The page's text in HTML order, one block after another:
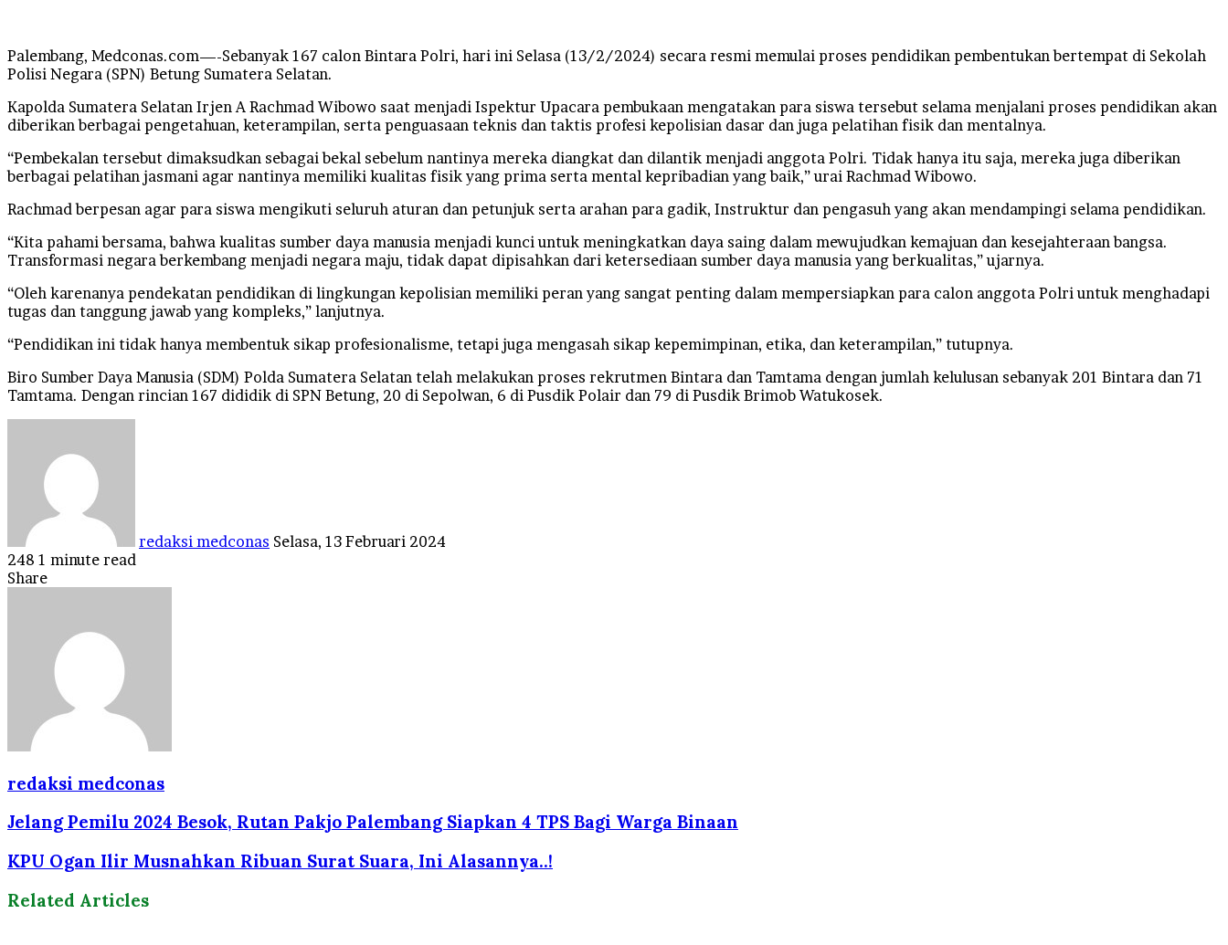
Palembang, Medconas.com—-Sebanyak 167 calon Bintara Polri, hari ini Selasa (13/2/2024) secara resmi memulai proses pendidikan pembentukan bertempat di Sekolah
Polisi Negara (SPN) Betung Sumatera Selatan.
Kapolda Sumatera Selatan Irjen A Rachmad Wibowo saat menjadi Ispektur Upacara pembukaan mengatakan para siswa tersebut selama menjalani proses pendidikan akan
diberikan berbagai pengetahuan, keterampilan, serta penguasaan teknis dan taktis profesi kepolisian dasar dan juga pelatihan fisik dan mentalnya.
“Pembekalan tersebut dimaksudkan sebagai bekal sebelum nantinya mereka diangkat dan dilantik menjadi anggota Polri. Tidak hanya itu saja, mereka juga diberikan
berbagai pelatihan jasmani agar nantinya memiliki kualitas fisik yang prima serta mental kepribadian yang baik,” urai Rachmad Wibowo.
Rachmad berpesan agar para siswa mengikuti seluruh aturan dan petunjuk serta arahan para gadik, Instruktur dan pengasuh yang akan mendampingi selama pendidikan.
“Kita pahami bersama, bahwa kualitas sumber daya manusia menjadi kunci untuk meningkatkan daya saing dalam mewujudkan kemajuan dan kesejahteraan bangsa.
Transformasi negara berkembang menjadi negara maju, tidak dapat dipisahkan dari ketersediaan sumber daya manusia yang berkualitas,” ujarnya.
“Oleh karenanya pendekatan pendidikan di lingkungan kepolisian memiliki peran yang sangat penting dalam mempersiapkan para calon anggota Polri untuk menghadapi
tugas dan tanggung jawab yang kompleks,” lanjutnya.
“Pendidikan ini tidak hanya membentuk sikap profesionalisme, tetapi juga mengasah sikap kepemimpinan, etika, dan keterampilan,” tutupnya.
Biro Sumber Daya Manusia (SDM) Polda Sumatera Selatan telah melakukan proses rekrutmen Bintara dan Tamtama dengan jumlah kelulusan sebanyak 201 Bintara dan 71
Tamtama. Dengan rincian 167 dididik di SPN Betung, 20 di Sepolwan, 6 di Pusdik Polair dan 79 di Pusdik Brimob Watukosek.
redaksi medconas Selasa, 13 Februari 2024
248 1 minute read
Facebook
Twitter
LinkedIn
Tumblr
Pinterest
Reddit
VKontakte
Odnoklassniki
Pocket
Share
redaksi medconas
Jelang Pemilu 2024 Besok, Rutan Pakjo Palembang Siapkan 4 TPS Bagi Warga Binaan
KPU Ogan Ilir Musnahkan Ribuan Surat Suara, Ini Alasannya..!
Related Articles